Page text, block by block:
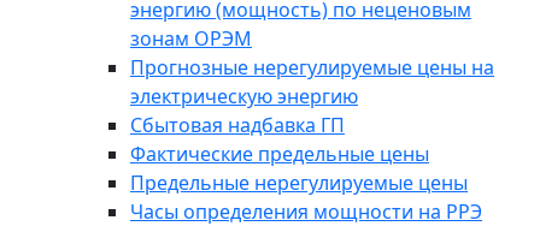
энергию (мощность) по неценовым
зонам ОРЭМ
Прогнозные нерегулируемые цены на
электрическую энергию
Сбытовая надбавка ГП
Фактические предельные цены
Предельные нерегулируемые цены
Часы определения мощности на РРЭ